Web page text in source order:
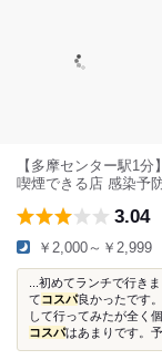
【多摩センター駅1
喫煙できる店 感染予
3.04
￥2,000～￥2,999
...初めてランチで行き
てコスパ良かったです
して行ってみたが全く
コスパはあまりです。